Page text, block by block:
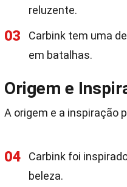
reluzente.
03
Carbink tem uma
em batalhas.
Origem e
A origem e a inspiração
04
Carbink foi
beleza.